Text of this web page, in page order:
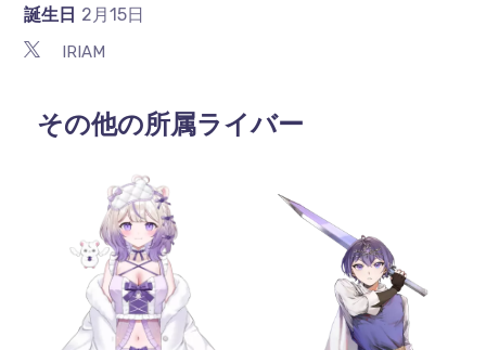
誕生日 2月15日
IRIAM
その他の所属ライバー